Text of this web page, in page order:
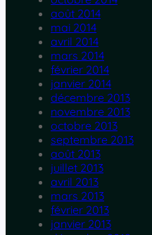
août 2014
mai 2014
avril 2014
mars 2014
février 2014
janvier 2014
décembre 2013
novembre 2013
octobre 2013
septembre 2013
août 2013
juillet 2013
avril 2013
mars 2013
février 2013
janvier 2013